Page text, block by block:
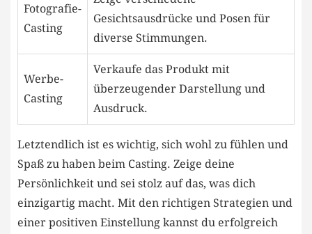
Fotografie-
Casting
Gesichtsausdrücke und Posen für
‌diverse Stimmungen.
Werbe-
Casting
Verkaufe das Produkt mit
überzeugender Darstellung und
Ausdruck.
Letztendlich ist es wichtig, sich wohl⁣ zu fühlen und
⁢Spaß zu haben beim Casting. Zeige deine
Persönlichkeit und ⁤sei stolz auf das, was dich
einzigartig macht. Mit den richtigen Strategien⁤ und
einer positiven Einstellung kannst du erfolgreich⁣